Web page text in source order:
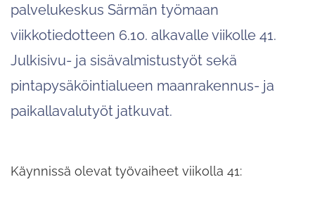
palvelukeskus Särmän työmaan
viikkotiedotteen 6.10. alkavalle viikolle 41.
Julkisivu- ja sisävalmistustyöt sekä
pintapysäköintialueen maanrakennus- ja
paikallavalutyöt jatkuvat.
Käynnissä olevat työvaiheet viikolla 41: